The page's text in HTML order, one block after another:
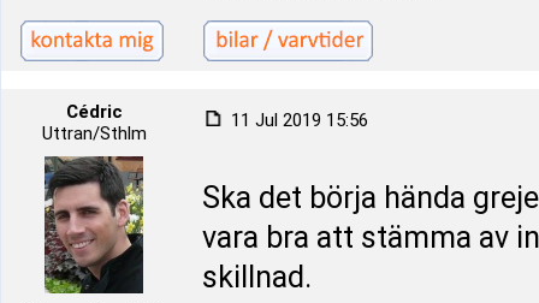
Cédric
Uttran/Sthlm
11 Jul 2019 15:56
Ska det börja hända
vara bra att stämma av
skillnad.